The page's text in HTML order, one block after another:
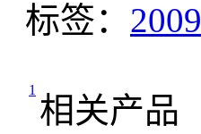
标签：
1
相关产品